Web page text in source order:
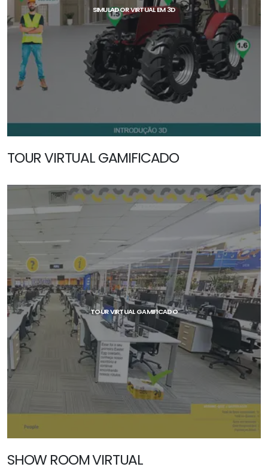
SIMULADOR VIRTUAL EM 3D
SAIBA MAIS
TOUR VIRTUAL GAMIFICADO
TOUR VIRTUAL GAMIFICADO
SHOW ROOM VIRTUAL